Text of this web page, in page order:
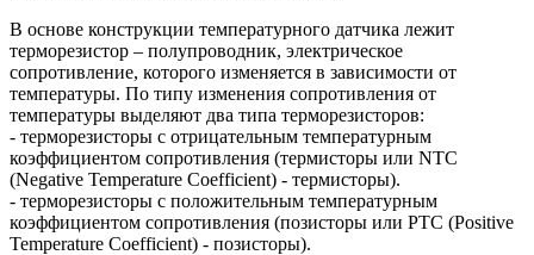
В основе конструкции температурного датчика лежит
терморезистор – полупроводник, электрическое
сопротивление, которого изменяется в зависимости от
температуры. По типу изменения сопротивления от
температуры выделяют два типа терморезисторов:
- терморезисторы с отрицательным температурным
коэффициентом сопротивления (термисторы или NTC
(Negative Temperature Coefficient) - термисторы).
- терморезисторы с положительным температурным
коэффициентом сопротивления (позисторы или PTC (Positive
Temperature Coefficient) - позисторы).